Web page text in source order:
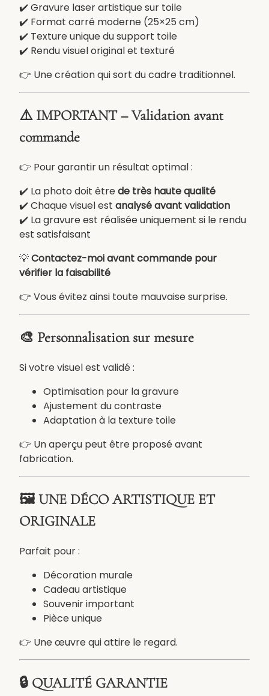
e
p
e
i
t
r
e
g
r
v
e
p
e
r
s
o
n
a
é
2
5
–
G
r
v
s
e
a
✔️ Gravure laser artistique sur toile
✔️ Format carré moderne (25×25 cm)
✔️ Texture unique du support toile
✔️ Rendu visuel original et texturé
👉 Une création qui sort du cadre traditionnel.
⚠️ IMPORTANT – Validation avant
commande
👉 Pour garantir un résultat optimal :
✔️ La photo doit êtrede très haute qualité
✔️ Chaque visuel est analysé avant validation
✔️ La gravure est réalisée uniquement si le rendu
est satisfaisant
💡Contactez-moi avant commande pour
vérifier la faisabilité
👉 Vous évitez ainsi toute mauvaise surprise.
🎨 Personnalisation sur mesure
Si votre visuel est validé :
Optimisation pour la gravure
Ajustement du contraste
Adaptation à la texture toile
👉 Un aperçu peut être proposé avant
fabrication.
🖼️ UNE DÉCO ARTISTIQUE ET
ORIGINALE
Parfait pour :
Décoration murale
Cadeau artistique
Souvenir important
Pièce unique
👉 Une œuvre qui attire le regard.
🔒 QUALITÉ GARANTIE